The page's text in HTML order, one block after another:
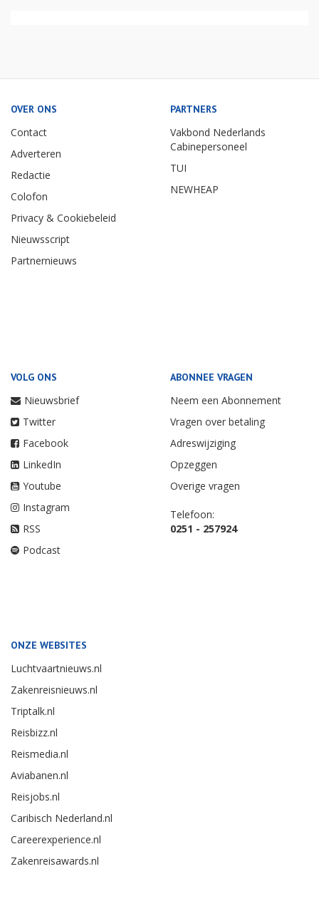
OVER ONS
Contact
Adverteren
Redactie
Colofon
Privacy & Cookiebeleid
Nieuwsscript
Partnernieuws
PARTNERS
Vakbond Nederlands
Cabinepersoneel
TUI
NEWHEAP
VOLG ONS
Nieuwsbrief
Twitter
Facebook
LinkedIn
Youtube
Instagram
RSS
Podcast
ABONNEE VRAGEN
Neem een Abonnement
Vragen over betaling
Adreswijziging
Opzeggen
Overige vragen
Telefoon:
0251 - 257924
ONZE WEBSITES
Luchtvaartnieuws.nl
Zakenreisnieuws.nl
Triptalk.nl
Reisbizz.nl
Reismedia.nl
Aviabanen.nl
Reisjobs.nl
Caribisch Nederland.nl
Careerexperience.nl
Zakenreisawards.nl